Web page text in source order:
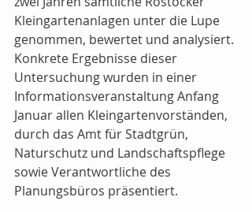
Kleingartenanlagen unter die Lupe
genommen, bewertet und analysiert.
Konkrete Ergebnisse dieser
Untersuchung wurden in einer
Informationsveranstaltung Anfang
Januar allen Kleingartenvorständen,
durch das Amt für Stadtgrün,
Naturschutz und Landschaftspflege
sowie Verantwortliche des
Planungsbüros präsentiert.